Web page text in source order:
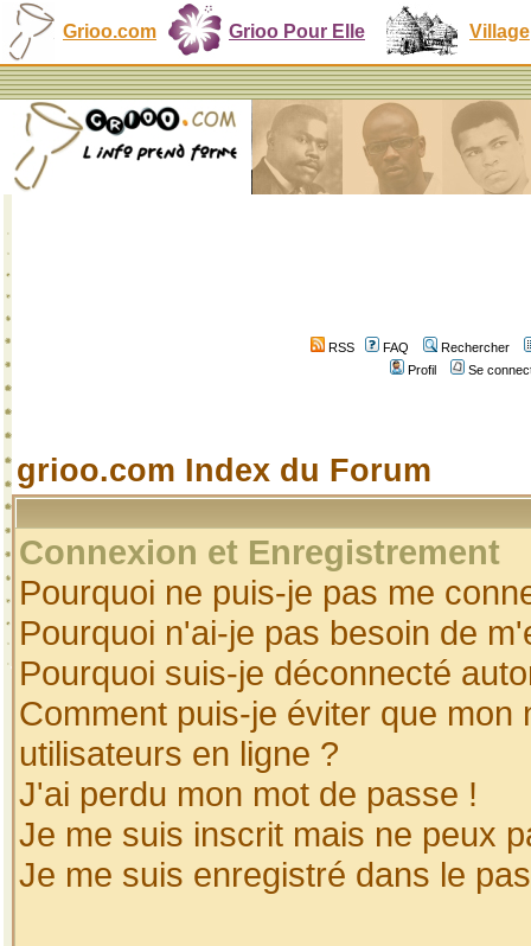
Grioo.com Grioo Pour Elle Village
RSS FAQ
Rechercher
Profil
Se
grioo.com Index du Forum
Connexion et Enregistrement
Pourquoi ne puis-je pas me
Pourquoi n'ai-je pas besoin de
Pourquoi suis-je déconnecté
Comment puis-je éviter que
utilisateurs en ligne ?
J'ai perdu mon mot de passe !
Je me suis inscrit mais ne peux
Je me suis enregistré dans le